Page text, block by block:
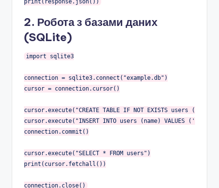
2. Робота з базами даних
(SQLite)
import sqlite3
connection = sqlite3.connect( "example.db" )
cursor = connection.cursor()
cursor.execute( "CREATE TABLE IF NOT EXISTS users (id
cursor.execute( "INSERT INTO users (name) VALUES ('Анна')"
connection.commit()
cursor.execute( "SELECT * FROM users" )
print(cursor.fetchall())